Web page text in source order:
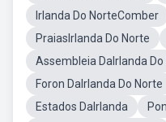
Irlanda Do NorteComber
PraiasIrlanda Do Norte
Assembleia DaIrlanda Do
Foron DaIrlanda Do Norte
Estados DaIrlanda